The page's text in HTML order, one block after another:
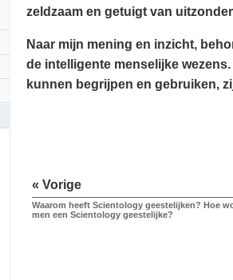
zeldzaam en getuigt van
Naar mijn mening en inzicht,
de intelligente menselijke
kunnen begrijpen en gebruiken,
« Vorige
Waarom heeft Scientology geestelijken? Hoe
men een Scientology geestelijke?